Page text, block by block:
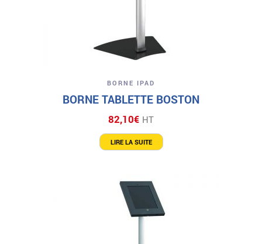
BORNE IPAD
BORNE TABLETTE BOSTON
82,10€ HT
LIRE LA SUITE